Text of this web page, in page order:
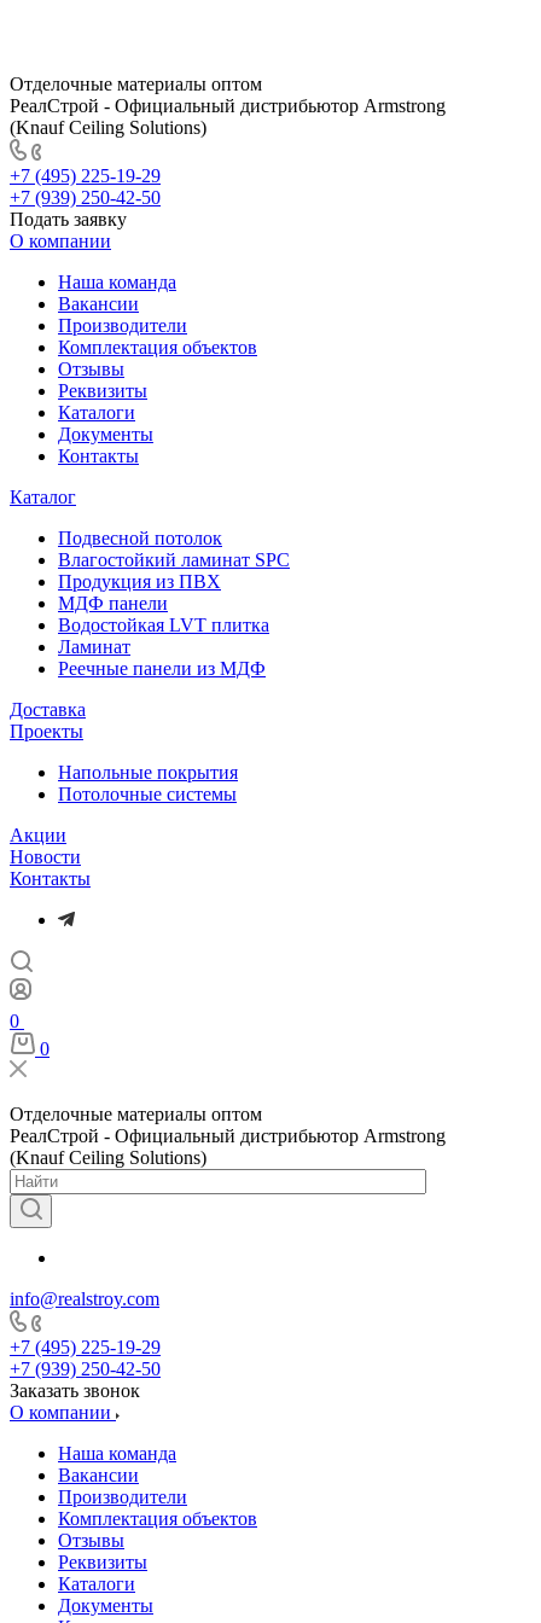
Отделочные материалы оптом
РеалСтрой - Официальный дистрибьютор Armstrong
(Knauf Ceiling Solutions)
+7 (495) 225-19-29
+7 (939) 250-42-50
Подать заявку
О компании
Наша команда
Вакансии
Производители
Комплектация объектов
Отзывы
Реквизиты
Каталоги
Документы
Контакты
Каталог
Подвесной потолок
Влагостойкий ламинат SPC
Продукция из ПВХ
МДФ панели
Водостойкая LVT плитка
Ламинат
Реечные панели из МДФ
Доставка
Проекты
Напольные покрытия
Потолочные системы
Акции
Новости
Контакты
0
0
Отделочные материалы оптом
РеалСтрой - Официальный дистрибьютор Armstrong
(Knauf Ceiling Solutions)
info@realstroy.com
+7 (495) 225-19-29
+7 (939) 250-42-50
Заказать звонок
О компании
Наша команда
Вакансии
Производители
Комплектация объектов
Отзывы
Реквизиты
Каталоги
Документы